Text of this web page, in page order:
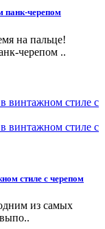
панк-черепом
на пальце!
..
стиле с черепом
из самых